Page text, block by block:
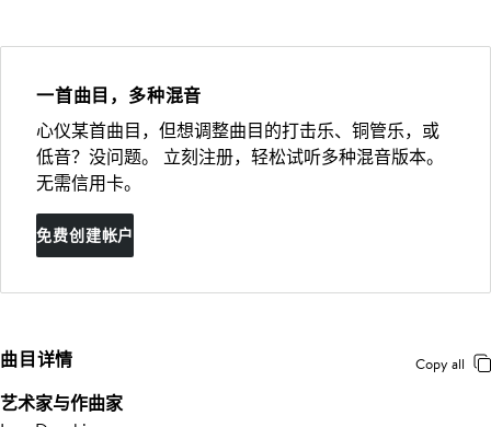
一首曲目，多种混音
心仪某首曲目，但想调整曲目的打击乐、铜管乐，或
低音？没问题。 立刻注册，轻松试听多种混音版本。
无需信用卡。
免费创建帐户
曲目详情 Copy all
艺术家与作曲家